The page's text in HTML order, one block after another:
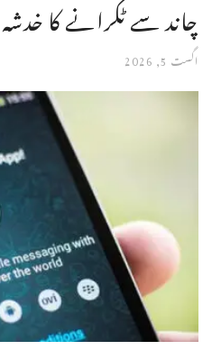
چاند سے ٹکرانے کا خدشہ
اگست 5, 2026